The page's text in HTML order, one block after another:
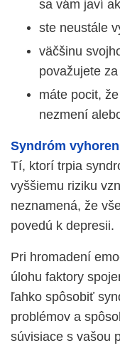
sa vám javí
ste neustále
väčšinu
považujete
máte pocit,
nezmení
Syndróm
Tí, ktorí trpia
vyššiemu riziku
neznamená, že
povedú k depresii.
Pri hromadení
úlohu faktory
ľahko spôsobiť
problémov a
súvisiace s vašou